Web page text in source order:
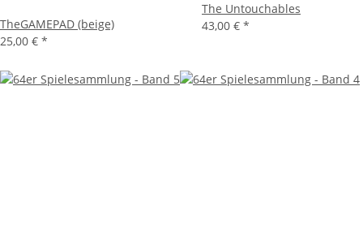
TheGAMEPAD (beige)
25,00 € *
The Untouchables
43,00 € *